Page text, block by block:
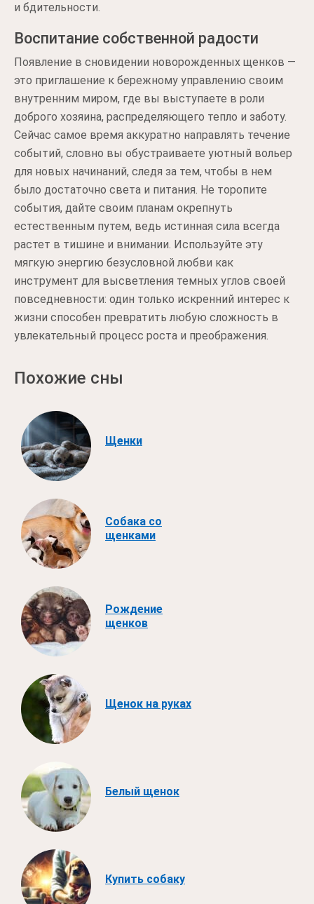
и бдительности.
Воспитание собственной радости
Появление в сновидении новорожденных щенков —
это приглашение к бережному управлению своим
внутренним миром, где вы выступаете в роли
доброго хозяина, распределяющего тепло и заботу.
Сейчас самое время аккуратно направлять течение
событий, словно вы обустраиваете уютный вольер
для новых начинаний, следя за тем, чтобы в нем
было достаточно света и питания. Не торопите
события, дайте своим планам окрепнуть
естественным путем, ведь истинная сила всегда
растет в тишине и внимании. Используйте эту
мягкую энергию безусловной любви как
инструмент для высветления темных углов своей
повседневности: один только искренний интерес к
жизни способен превратить любую сложность в
увлекательный процесс роста и преображения.
Похожие сны
Щенки
Собака со
щенками
Рождение
щенков
Щенок на руках
Белый щенок
Купить собаку